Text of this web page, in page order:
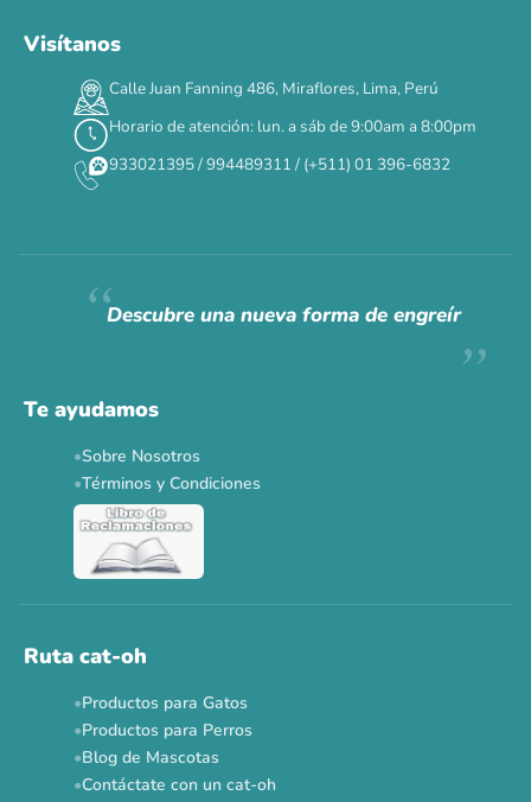
DÍAS HORAS MIN SEG
✕
Siempre fuimosraros.
Ver todas las promos 🐾
Visítanos
Calle Juan Fanning 486, Miraflores, Lima, Perú
Horario de atención: lun. a sáb de 9:00am a 8:00pm
933021395 / 994489311 / (+511) 01 396-6832
Descubre una nueva forma de engreír
Te ayudamos
Sobre Nosotros
Términos y Condiciones
Ruta cat-oh
Productos para Gatos
Productos para Perros
Blog de Mascotas
Contáctate con un cat-oh